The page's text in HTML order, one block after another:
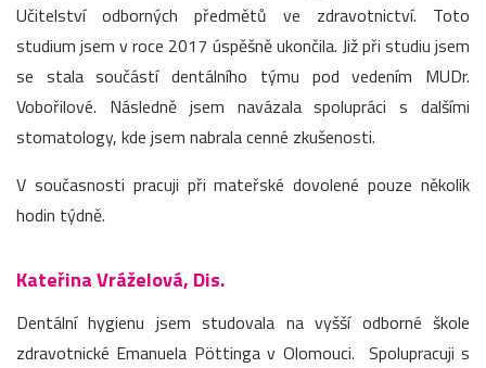
Učitelství odborných předmětů ve zdravotnictví. Toto
studium jsem v roce 2017 úspěšně ukončila. Již při studiu jsem
se stala součástí dentálního týmu pod vedením MUDr.
Vobořilové. Následně jsem navázala spolupráci s dalšími
stomatology, kde jsem nabrala cenné zkušenosti.
V současnosti pracuji při mateřské dovolené pouze několik
hodin týdně.
Kateřina Vráželová, Dis.
Dentální hygienu jsem studovala na vyšší odborné škole
zdravotnické Emanuela Pöttinga v Olomouci. Spolupracuji s